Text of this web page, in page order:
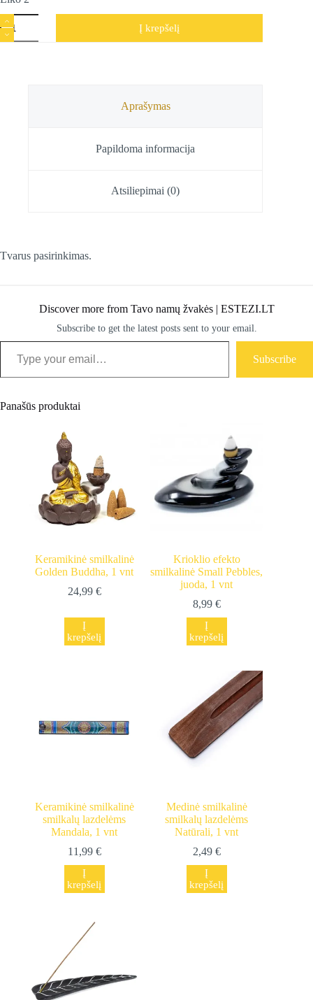
produkto
kiekis:
Medinė
Į krepšelį
Aprašymas
Papildoma informacija
Atsiliepimai (0)
Tvarus pasirinkimas.
Discover more from Tavo namų žvakės | ESTEZI.LT
Subscribe to get the latest posts sent to your email.
Type your email…
Subscribe
Panašūs produktai
Keramikinė smilkalinė
Golden Buddha, 1 vnt
24,99 €
Į
krepšelį
Krioklio efekto
smilkalinė Small Pebbles,
juoda, 1 vnt
8,99 €
Į
krepšelį
Keramikinė smilkalinė
smilkalų lazdelėms
Mandala, 1 vnt
11,99 €
Į
krepšelį
Medinė smilkalinė
smilkalų lazdelėms
Natūrali, 1 vnt
2,49 €
Į
krepšelį